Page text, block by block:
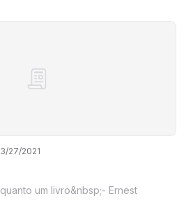
27/2021
um livro&nbsp;- Ernest